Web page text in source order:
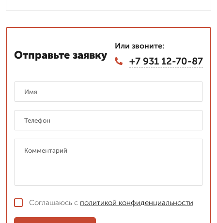
Отправьте заявку
Или звоните:
+7 931 12-70-87
Соглашаюсь с политикой конфиденциальности